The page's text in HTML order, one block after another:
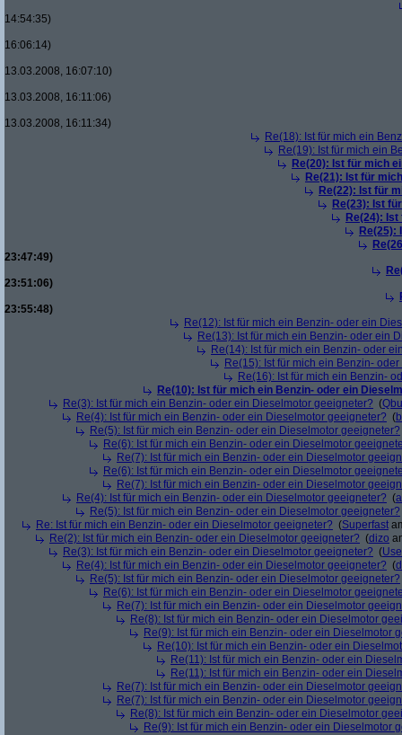
14:54:35)
16:06:14)
13.03.2008, 16:07:10)
13.03.2008, 16:11:06)
13.03.2008, 16:11:34)
Re(18): Ist für mich ein
Re(19): Ist für mich ein
Re(20): Ist für mich
Re(21): Ist für
Re(22): Ist für
Re(23): Ist
Re(24):
Re(25):
23:47:49)
23:51:06)
23:55:48)
Re(12): Ist für mich ein Benzin- oder ein
Re(13): Ist für mich ein Benzin- oder ein
Re(14): Ist für mich ein Benzin- oder
Re(15): Ist für mich ein Benzin-
Re(16): Ist für mich ein Benzin-
Re(10): Ist für mich ein Benzin- oder ein
Re(3): Ist für mich ein Benzin- oder ein Dieselmotor geeigneter? (
Re(4): Ist für mich ein Benzin- oder ein Dieselmotor geeigneter? (
Re(5): Ist für mich ein Benzin- oder ein Dieselmotor geeigneter?
Re(6): Ist für mich ein Benzin- oder ein Dieselmotor
Re(7): Ist für mich ein Benzin- oder ein Dieselmotor
Re(6): Ist für mich ein Benzin- oder ein Dieselmotor
Re(7): Ist für mich ein Benzin- oder ein Dieselmotor
Re(4): Ist für mich ein Benzin- oder ein Dieselmotor geeigneter? (
Re(5): Ist für mich ein Benzin- oder ein Dieselmotor geeigneter?
Re: Ist für mich ein Benzin- oder ein Dieselmotor geeigneter? (Superfast
Re(2): Ist für mich ein Benzin- oder ein Dieselmotor geeigneter? (dizo
Re(3): Ist für mich ein Benzin- oder ein Dieselmotor geeigneter? (
Re(4): Ist für mich ein Benzin- oder ein Dieselmotor geeigneter? (
Re(5): Ist für mich ein Benzin- oder ein Dieselmotor geeigneter?
Re(6): Ist für mich ein Benzin- oder ein Dieselmotor
Re(7): Ist für mich ein Benzin- oder ein Dieselmotor
Re(8): Ist für mich ein Benzin- oder ein Dieselmotor
Re(9): Ist für mich ein Benzin- oder ein Dieselmotor
Re(10): Ist für mich ein Benzin- oder ein
Re(11): Ist für mich ein Benzin- oder ein
Re(11): Ist für mich ein Benzin- oder ein
Re(7): Ist für mich ein Benzin- oder ein Dieselmotor
Re(7): Ist für mich ein Benzin- oder ein Dieselmotor
Re(8): Ist für mich ein Benzin- oder ein Dieselmotor
Re(9): Ist für mich ein Benzin- oder ein Dieselmotor